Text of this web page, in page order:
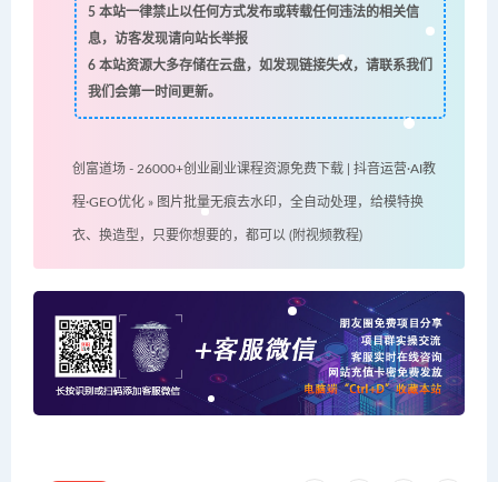
5本站一律禁止以任何方式发布或转载任何违法的相关信
息，访客发现请向站长举报
6本站资源大多存储在云盘，如发现链接失效，请联系我们
我们会第一时间更新。
创富道场 - 26000+创业副业课程资源免费下载 | 抖音运营·AI教
程·GEO优化 » 图片批量无痕去水印，全自动处理，给模特换
衣、换造型，只要你想要的，都可以 (附视频教程)